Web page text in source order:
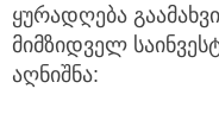
ყურადღება
მიმზიდველ
აღნიშნა: